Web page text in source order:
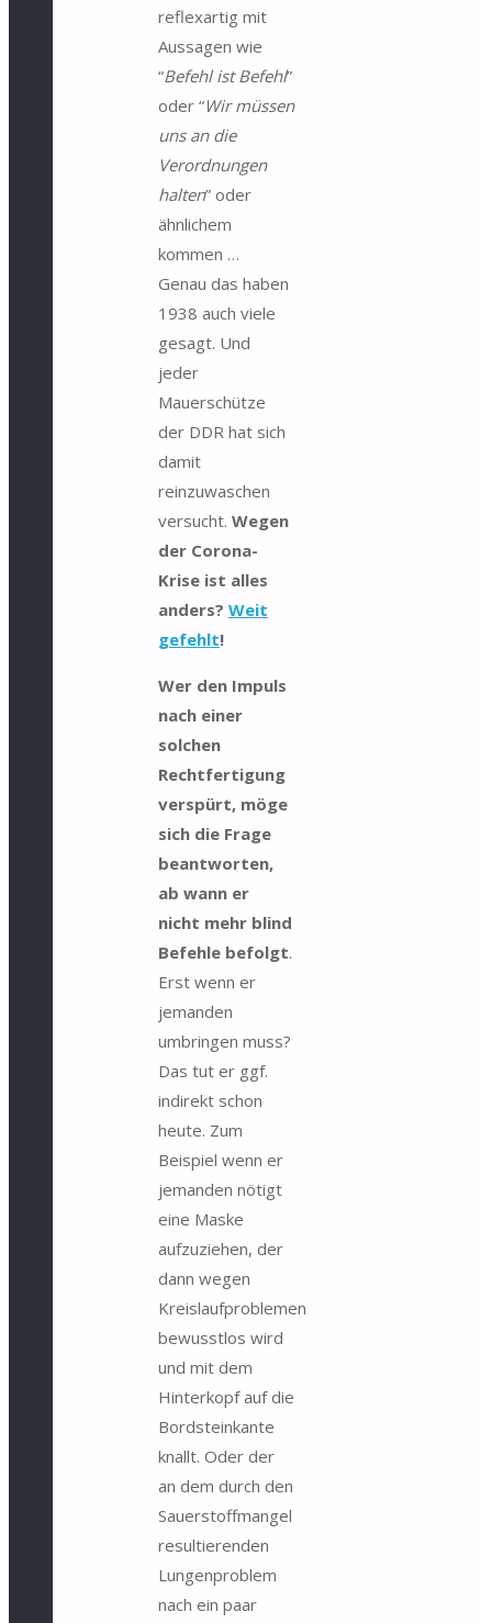
reflexartig mit
Aussagen wie
“Befehl ist Befehl”
oder “Wir müssen
uns an die
Verordnungen
halten” oder
ähnlichem
kommen …
Genau das haben
1938 auch viele
gesagt. Und
jeder
Mauerschütze
der DDR hat sich
damit
reinzuwaschen
versucht. Wegen
der Corona-
Krise ist alles
anders? Weit
gefehlt!
Wer den Impuls
nach einer
solchen
Rechtfertigung
verspürt, möge
sich die Frage
beantworten,
ab wann er
nicht mehr blind
Befehle befolgt.
Erst wenn er
jemanden
umbringen muss?
Das tut er ggf.
indirekt schon
heute. Zum
Beispiel wenn er
jemanden nötigt
eine Maske
aufzuziehen, der
dann wegen
Kreislaufproblemen
bewusstlos wird
und mit dem
Hinterkopf auf die
Bordsteinkante
knallt. Oder der
an dem durch den
Sauerstoffmangel
resultierenden
Lungenproblem
nach ein paar